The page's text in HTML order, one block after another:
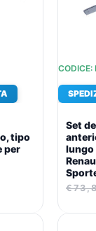
tipo
per
Set
lungo
€